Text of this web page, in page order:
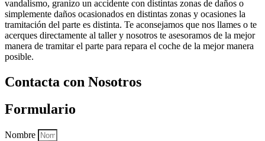
vandalismo, granizo un accidente con distintas zonas de daños o
simplemente daños ocasionados en distintas zonas y ocasiones la
tramitación del parte es distinta. Te aconsejamos que nos llames o te
acerques directamente al taller y nosotros te asesoramos de la mejor
manera de tramitar el parte para repara el coche de la mejor manera
posible.
Contacta con Nosotros
Formulario
Nombre